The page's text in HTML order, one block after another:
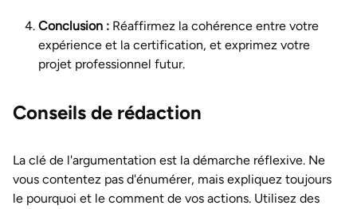
Conclusion : Réaffirmez la cohérence entre votre
expérience et la certification, et exprimez votre
projet professionnel futur.
Conseils de rédaction
La clé de l'argumentation est la démarche réflexive. Ne
vous contentez pas d'énumérer, mais expliquez toujours
le pourquoi et le comment de vos actions. Utilisez des